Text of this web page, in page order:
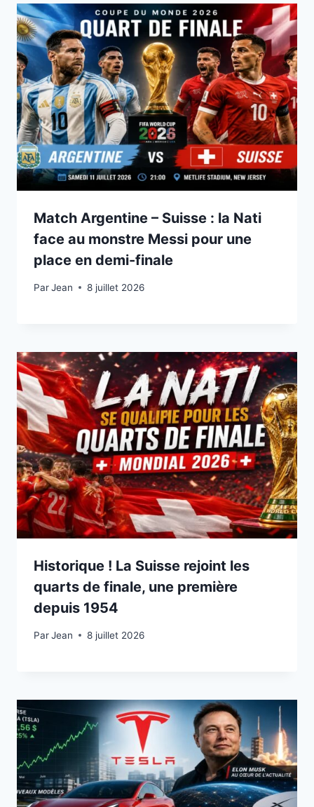
Match Argentine – Suisse : la Nati
face au monstre Messi pour une
place en demi-finale
ParJean
8 juillet 20268 juillet 2026
Historique ! La Suisse rejoint les
quarts de finale, une première
depuis 1954
ParJean
8 juillet 20268 juillet 2026